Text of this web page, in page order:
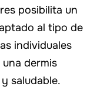
posibilita un
al tipo de
individuales
dermis
saludable.